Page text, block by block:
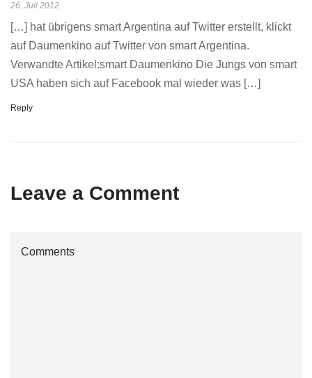
26. Juli 2012
[…] hat übrigens smart Argentina auf Twitter erstellt, klickt
auf Daumenkino auf Twitter von smart Argentina.
Verwandte Artikel:smart Daumenkino Die Jungs von smart
USA haben sich auf Facebook mal wieder was […]
Reply
Leave a Comment